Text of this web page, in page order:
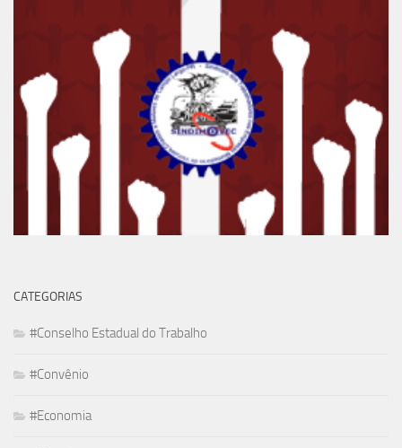
CATEGORIAS
#Conselho Estadual do Trabalho
#Convênio
#Economia